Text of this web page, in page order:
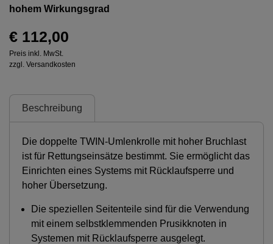
hohem Wirkungsgrad
€ 112,00
Preis inkl. MwSt.
zzgl. Versandkosten
Beschreibung
Die doppelte TWIN-Umlenkrolle mit hoher Bruchlast
ist für Rettungseinsätze bestimmt. Sie ermöglicht das
Einrichten eines Systems mit Rücklaufsperre und
hoher Übersetzung.
Die speziellen Seitenteile sind für die Verwendung
mit einem selbstklemmenden Prusikknoten in
Systemen mit Rücklaufsperre ausgelegt.